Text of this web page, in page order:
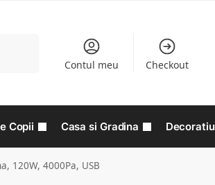
Contul meu Checkout
Copii Casa si Gradina
120W, 4000Pa, USB